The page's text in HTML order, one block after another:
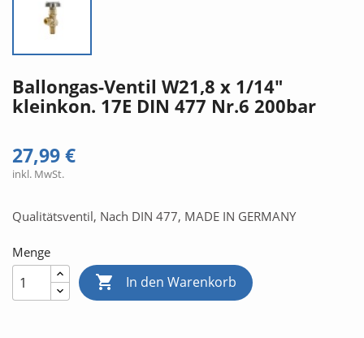
Ballongas-Ventil W21,8 x 1/14"
kleinkon. 17E DIN 477 Nr.6 200bar
27,99 €
inkl. MwSt.
Qualitätsventil, Nach DIN 477, MADE IN GERMANY
Menge
 In den Warenkorb